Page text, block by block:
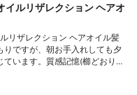
イルリザレクション ヘアオ
リザレクション ヘアオイル髪
りですが、朝お手入れしても夕
ています。質感記憶(櫛どおり…